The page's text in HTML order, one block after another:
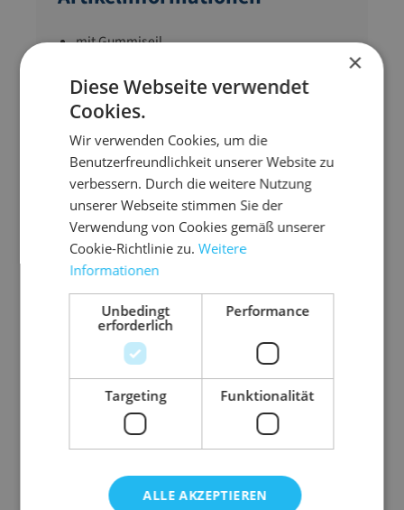
mit Gummiseil
DEKRA-zertifiziert
PE-Monofilgewirk 220 g/qm
gute Faltbarkeit (weiches Material)
alle 40 cm geöst
Standardfarbe: Grün
Rot, Blau oder Schwarz aufAnfrage
Abmessung
2,3 m x 4,5 m (B x L)
Anwendungsbereic
Ausführung
Baucontainer
abdecken
Material
PE-Monofilgewirk
Qualität
220 g/qm
×
Diese Webseite verwendet
Cookies.
Wir verwenden Cookies, um die
Benutzerfreundlichkeit unserer Website zu
verbessern. Durch die weitere Nutzung
unserer Webseite stimmen Sie der
Verwendung von Cookies gemäß unserer
Cookie-Richtlinie zu.Weitere
Informationen
Unbedingt
erforderlich
Performance
Targeting Funktionalität
ALLE AKZEPTIEREN